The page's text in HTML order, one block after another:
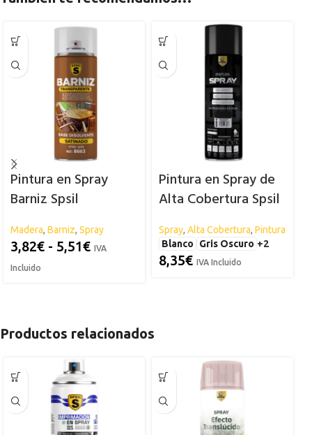
Pintura en Spray
Barniz Spsil
Madera, Barniz, Spray
3,82€ - 5,51€ IVA
Incluido
Pintura en Spray de
Alta Cobertura Spsil
– 600ml
Spray, Alta Cobertura, Pintura
Blanco
Gris Oscuro +2
8,35€ IVA Incluido
Productos relacionados